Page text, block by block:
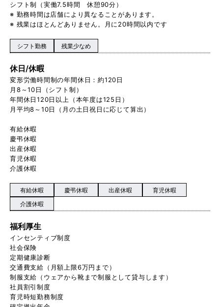
シフト制（実働7.5時間 休憩90分）
※ 勤務時間は店舗により異なることがあります。
※ 残業はほとんどありません。月に20時間以内です
シフト勤務 残業少なめ
休日/休暇
変形労働時間制の年間休日：約120日
月8～10日（シフト制）
年間休日120日以上（本年度は125日）
月平均8～10日（月の土日祝日に応じて算出）
有給休暇
慶弔休暇
出産休暇
育児休暇
介護休暇
有給休暇 慶弔休暇 出産休暇
育児休暇
介護休暇
福利厚生
インセンティブ制度
社会保険
定期健康診断
交通費支給（月額上限6万円まで）
制服支給（ウェアから靴まで制服として貸与します）
社員割引制度
育児時短勤務制度